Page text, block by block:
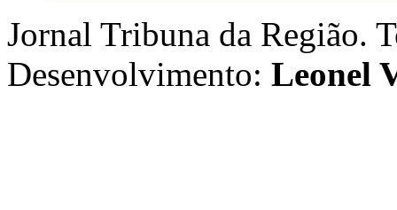
Jornal Tribuna da Região.
Desenvolvimento: Leonel